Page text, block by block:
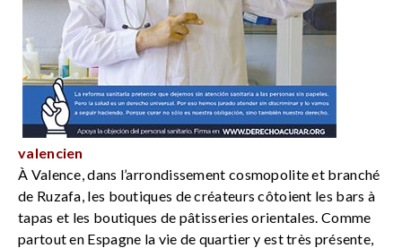
valencien
À Valence, dans l’arrondissement cosmopolite et branché
de Ruzafa, les boutiques de créateurs côtoient les bars à
tapas et les boutiques de pâtisseries orientales. Comme
partout en Espagne la vie de quartier y est très présente,